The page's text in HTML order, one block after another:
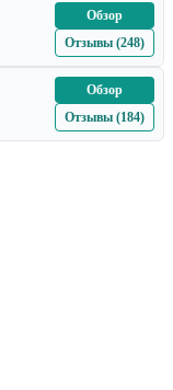
Обзор
Отзывы (248)
Обзор
Отзывы (184)